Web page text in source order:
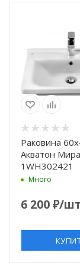
Раковина
Акватон
1WH302421
Много
6 200₽/